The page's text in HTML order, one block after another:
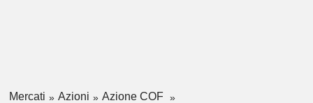
Mercati Azioni
Azione COF